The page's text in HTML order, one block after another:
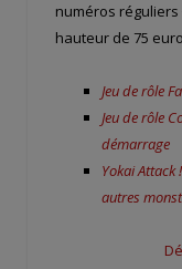
numéros réguliers
hauteur de 75
Jeu de rôle
Jeu de rôle
démarrage
Yokai Attack
autres